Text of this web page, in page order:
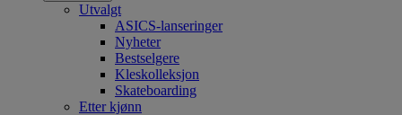
Utvalgt
ASICS-lanseringer
Nyheter
Bestselgere
Kleskolleksjon
Skateboarding
Etter kjønn